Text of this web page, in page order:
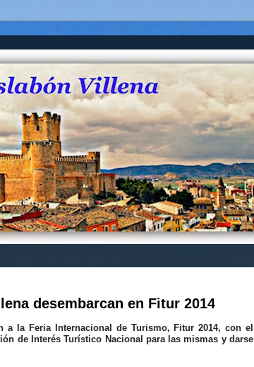
desembarcan en Fitur 2014
la Feria Internacional de Turismo, Fitur 2014, con el
de Interés Turístico Nacional para las mismas y darse